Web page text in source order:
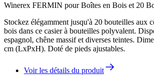
Winerex FERMIN pour Boîtes en Bois et 20
Stockez élégamment jusqu'à 20 bouteilles aux
bois dans ce casier à bouteilles polyvalent.
espagnol, chêne massif et diverses teintes.
cm (LxPxH). Doté de pieds ajustables.
Voir les détails du produit